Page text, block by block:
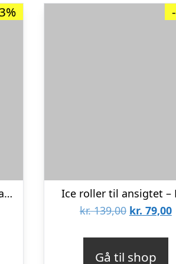
Massager til hovedbund, nakke og skuldre
Ice roller til ansigtet –
kr.139,00 Den
kr. 79,00
Gå til shop